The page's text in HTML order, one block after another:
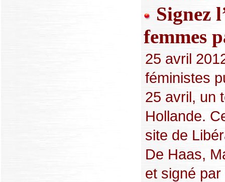
Signez
femmes
25 avril
féministes
25 avril, un
Hollande.
site de
De Haas,
et signé